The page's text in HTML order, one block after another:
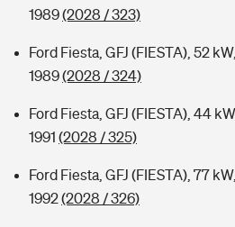
1989(2028 / 323)
Ford Fiesta, GFJ (FIESTA), 52
1989(2028 / 324)
Ford Fiesta, GFJ (FIESTA), 44
1991 (2028 / 325)
Ford Fiesta, GFJ (FIESTA), 77
1992(2028 / 326)